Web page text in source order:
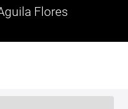
Flores